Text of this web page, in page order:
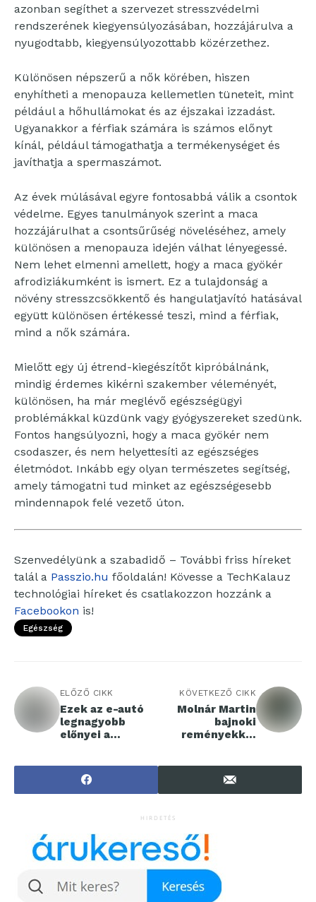
azonban segíthet a szervezet stresszvédelmi
rendszerének kiegyensúlyozásában, hozzájárulva a
nyugodtabb, kiegyensúlyozottabb közérzethez.
Különösen népszerű a nők körében, hiszen
enyhítheti a menopauza kellemetlen tüneteit, mint
például a hőhullámokat és az éjszakai izzadást.
Ugyanakkor a férfiak számára is számos előnyt
kínál, például támogathatja a termékenységet és
javíthatja a spermaszámot.
Az évek múlásával egyre fontosabbá válik a csontok
védelme. Egyes tanulmányok szerint a maca
hozzájárulhat a csontsűrűség növeléséhez, amely
különösen a menopauza idején válhat lényegessé.
Nem lehet elmenni amellett, hogy a maca gyökér
afrodiziákumként is ismert. Ez a tulajdonság a
növény stresszcsökkentő és hangulatjavító hatásával
együtt különösen értékessé teszi, mind a férfiak,
mind a nők számára.
Mielőtt egy új étrend-kiegészítőt kipróbálnánk,
mindig érdemes kikérni szakember véleményét,
különösen, ha már meglévő egészségügyi
problémákkal küzdünk vagy gyógyszereket szedünk.
Fontos hangsúlyozni, hogy a maca gyökér nem
csodaszer, és nem helyettesíti az egészséges
életmódot. Inkább egy olyan természetes segítség,
amely támogatni tud minket az egészségesebb
mindennapok felé vezető úton.
Szenvedélyünk a szabadidő – További friss híreket
talál a Passzio.hu főoldalán! Kövesse a TechKalauz
technológiai híreket és csatlakozzon hozzánk a
Facebookon is!
Egészség
ELŐZŐ CIKK
Ezek az e-autó
legnagyobb
előnyei a
KÖVETKEZŐ CIKK
Molnár Martin
bajnoki
reményekkel
HIRDETÉS